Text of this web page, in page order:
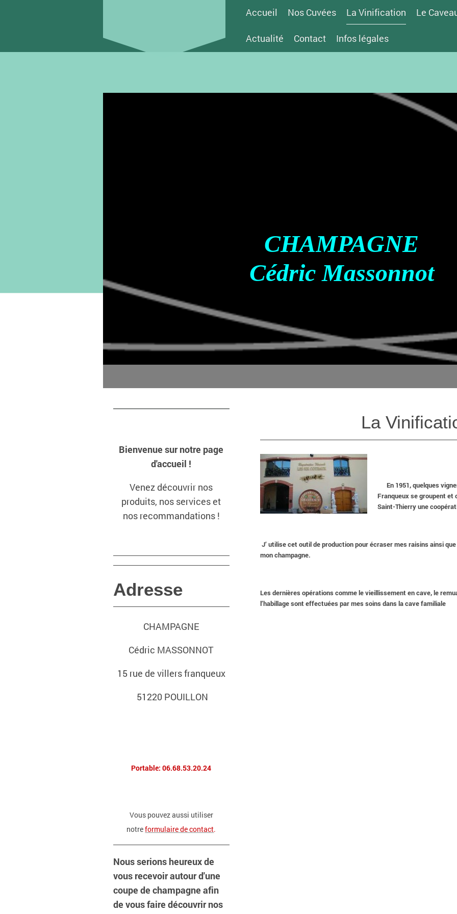
Accueil Nos Cuvées La Vinification Le
Actualité Contact Infos légales
CHAMPAGNE
Cédric Massonnot
La
En 1951, quelques
Franqueux se groupent
Saint-Thierry une
J’ utilise cet outil de production pour écraser mes raisins ainsi
mon champagne.
Les dernières opérations comme le vieillissement en cave, le
l’habillage sont effectuées par mes soins dans la cave familiale
Bienvenue sur notre page
d'accueil !
Venez découvrir nos
produits, nos services et
nos recommandations !
Adresse
CHAMPAGNE
Cédric MASSONNOT
15 rue de villers franqueux
51220 POUILLON
Portable: 06.68.53.20.24
Vous pouvez aussi utiliser
notreformulaire de contact.
Nous serions heureux de
vous recevoir autour d'une
coupe de champagne afin
de vous faire découvrir nos